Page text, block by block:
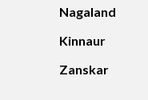
Nagaland
Kinnaur
Zanskar